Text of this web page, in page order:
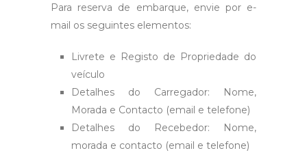
Para reserva de embarque, envie por e-
mail os seguintes elementos:
Livrete e Registo de Propriedade do
veículo
Detalhes do Carregador: Nome,
Morada e Contacto (email e telefone)
Detalhes do Recebedor: Nome,
morada e contacto (email e telefone)